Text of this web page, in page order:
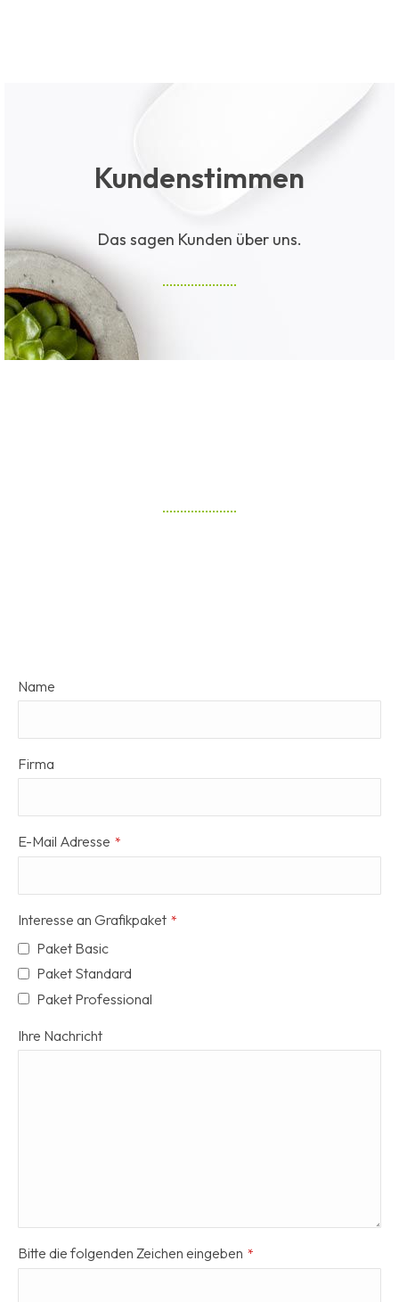
Kundenstimmen
Das sagen Kunden über uns.
Business
Name
Firma
E-Mail Adresse *
Interesse an Grafikpaket *
Paket Basic
Paket Standard
Paket Professional
Ihre Nachricht
Bitte die folgenden Zeichen eingeben *